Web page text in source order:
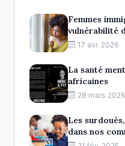
Femmes
vulnérabilité
17 avr. 2026
La santé
africaines
28 mars 2026
Les
dans nos